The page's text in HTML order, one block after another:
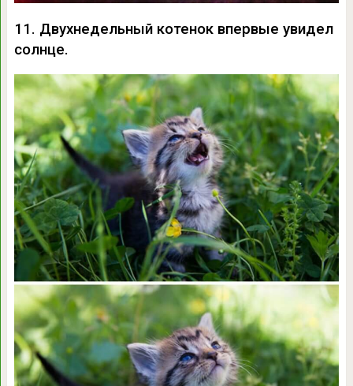
11. Двухнедельный котенок впервые увидел
солнце.